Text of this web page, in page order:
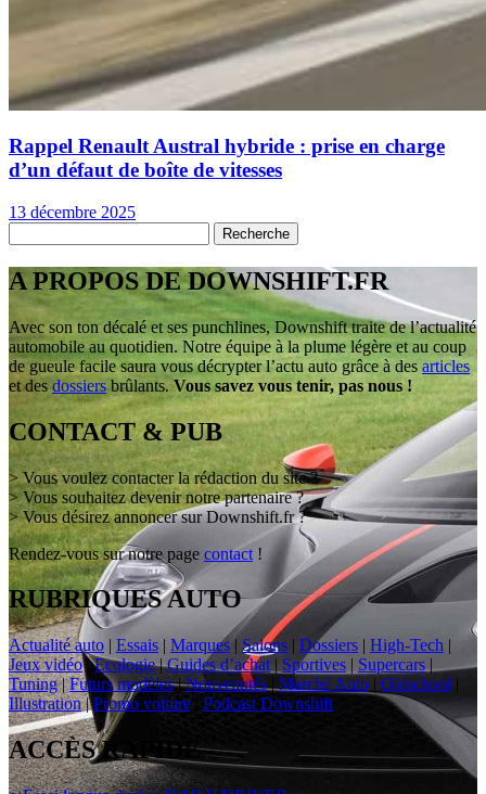
Rappel Renault Austral hybride : prise en charge
d’un défaut de boîte de vitesses
13 décembre 2025
A PROPOS DE DOWNSHIFT.FR
Avec son ton décalé et ses punchlines, Downshift traite de l’actualité
automobile au quotidien. Notre équipe à la plume légère et au coup
de gueule facile saura vous décrypter l’actu auto grâce à des articles
et des dossiers brûlants. Vous savez vous tenir, pas nous !
CONTACT & PUB
> Vous voulez contacter la rédaction du site ?
> Vous souhaitez devenir notre partenaire ?
> Vous désirez annoncer sur Downshift.fr ?
Rendez-vous sur notre page contact !
RUBRIQUES AUTO
Actualité auto | Essais | Marques |Salons | Dossiers | High-Tech |
Jeux vidéo|Ecologie|Guides d’achat | Sportives | Supercars |
Tuning|Futurs modèles|Nouveautés| Marché Auto | Oldschool |
Illustration|Promo voiture Podcast Downshift
ACCÈS RAPIDE